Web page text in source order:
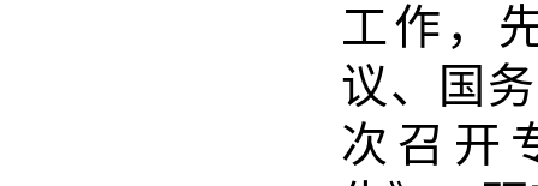
工作，
议、国
次召开